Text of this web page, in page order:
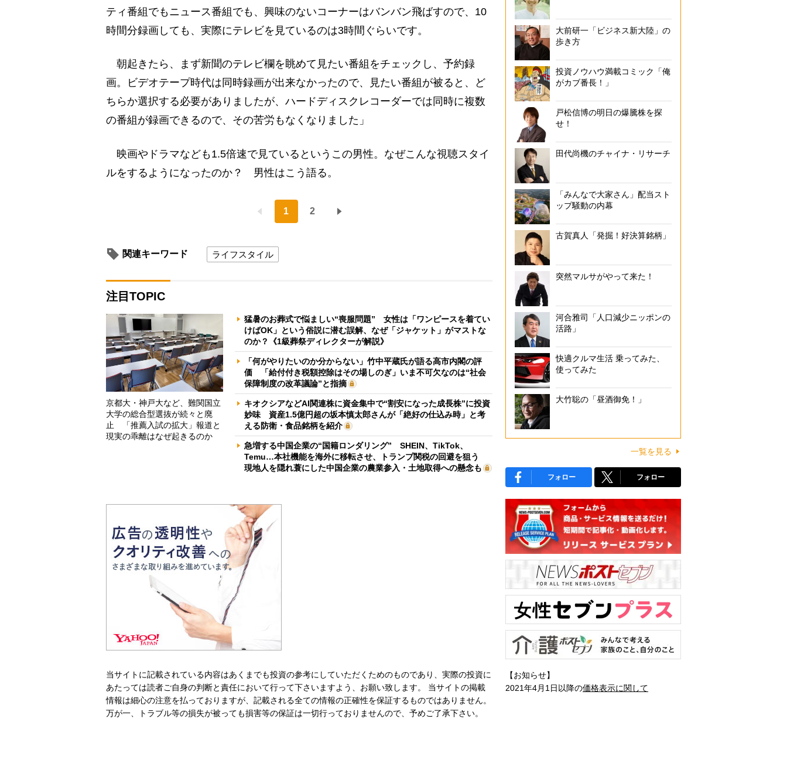
ティ番組でもニュース番組でも、興味のないコーナーはバンバン飛ばすので、10
時間分録画しても、実際にテレビを見ているのは3時間ぐらいです。
朝起きたら、まず新聞のテレビ欄を眺めて見たい番組をチェックし、予約録
画。ビデオテープ時代は同時録画が出来なかったので、見たい番組が被ると、ど
ちらか選択する必要がありましたが、ハードディスクレコーダーでは同時に複数
の番組が録画できるので、その苦労もなくなりました」
映画やドラマなども1.5倍速で見ているというこの男性。なぜこんな視聴スタイ
ルをするようになったのか？ 男性はこう語る。
1 2
関連キーワード ライフスタイル
注目TOPIC
京都大・神戸大など、難関国立
大学の総合型選抜が続々と廃
止 「推薦入試の拡大」報道と
現実の乖離はなぜ起きるのか
猛暑のお葬式で悩ましい“喪服問題” 女性は「ワンピースを着てい
けばOK」という俗説に潜む誤解、なぜ「ジャケット」がマストな
のか？《1級葬祭ディレクターが解説》
「何がやりたいのか分からない」竹中平蔵氏が語る高市内閣の評
価 「給付付き税額控除はその場しのぎ」いま不可欠なのは“社会
保障制度の改革議論”と指摘
キオクシアなどAI関連株に資金集中で“割安になった成長株”に投資
妙味 資産1.5億円超の坂本慎太郎さんが「絶好の仕込み時」と考
える防衛・食品銘柄を紹介
急増する中国企業の“国籍ロンダリング” SHEIN、TikTok、
Temu…本社機能を海外に移転させ、トランプ関税の回避を狙う
現地人を隠れ蓑にした中国企業の農業参入・土地取得への懸念も
当サイトに記載されている内容はあくまでも投資の参考にしていただくためのものであり、実際の投資に
あたっては読者ご自身の判断と責任において行って下さいますよう、お願い致します。 当サイトの掲載
情報は細心の注意を払っておりますが、記載される全ての情報の正確性を保証するものではありません。
万が一、トラブル等の損失が被っても損害等の保証は一切行っておりませんので、予めご了承下さい。
大前研一「ビジネス新大陸」の
歩き方
投資ノウハウ満載コミック「俺
がカブ番長！」
戸松信博の明日の爆騰株を探
せ！
田代尚機のチャイナ・リサーチ
「みんなで大家さん」配当スト
ップ騒動の内幕
古賀真人「発掘！好決算銘柄」
突然マルサがやって来た！
河合雅司「人口減少ニッポンの
活路」
快適クルマ生活 乗ってみた、
使ってみた
大竹聡の「昼酒御免！」
一覧を見る
フォロー フォロー
【お知らせ】
2021年4月1日以降の価格表示に関して